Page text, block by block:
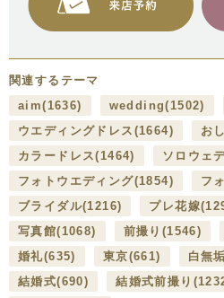
関連するテーマ
aim(1636) wedding(1502)
ウエディングドレス (1664) お
カラードレス(1464) ソロウェ
フォトウエディング(1854) フ
ブライダル(1216) プレ花嫁
写真館(1068) 前撮り (1546)
婚礼(635) 東京(661) 白無垢
結婚式(690) 結婚式前撮り